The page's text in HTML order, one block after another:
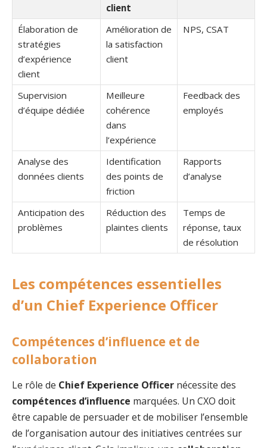
client
Élaboration de
stratégies
d’expérience
client
Amélioration de
la satisfaction
client
NPS, CSAT
Supervision
d’équipe dédiée
Meilleure
cohérence
dans
l’expérience
Feedback des
employés
Analyse des
données clients
Identification
des points de
friction
Rapports
d’analyse
Anticipation des
problèmes
Réduction des
plaintes clients
Temps de
réponse, taux
de résolution
Les compétences essentielles
d’un Chief Experience Officer
Compétences d’influence et de
collaboration
Le rôle de Chief Experience Officer nécessite des
compétences d’influence marquées. Un CXO doit
être capable de persuader et de mobiliser l’ensemble
de l’organisation autour des initiatives centrées sur